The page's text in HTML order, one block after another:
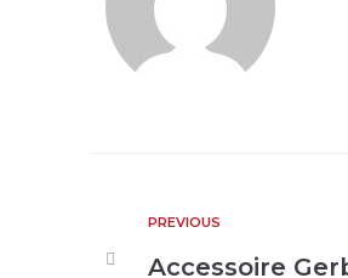
PREVIOUS
Accessoire